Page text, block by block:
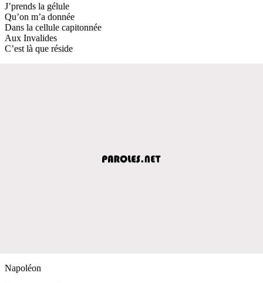
J’prends la gélule
Qu’on m’a donnée
Dans la cellule capitonnée
Aux Invalides
C’est là que réside
Napoléon